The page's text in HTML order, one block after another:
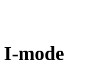
I-mode